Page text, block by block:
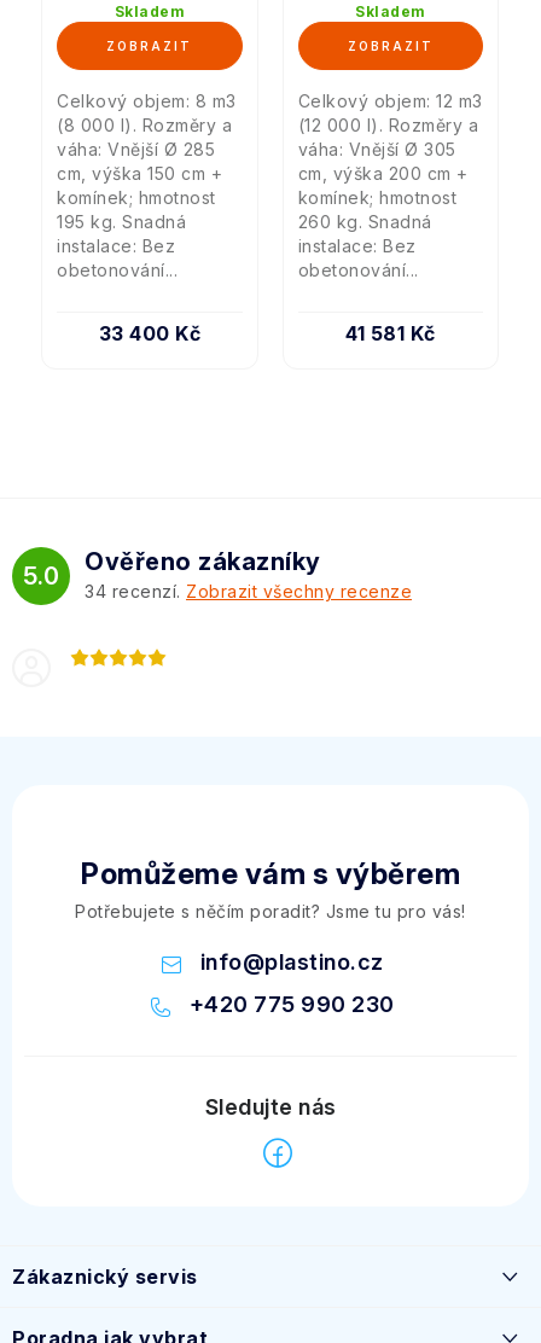
Skladem
33 400 Kč
Celkový objem: 8 m3
(8 000 l). Rozměry a
váha: Vnější Ø 285
cm, výška 150 cm +
komínek; hmotnost
195 kg. Snadná
instalace: Bez
obetonování...
Skladem
41 581 Kč
Celkový objem: 12 m3
(12 000 l). Rozměry a
váha: Vnější Ø 305
cm, výška 200 cm +
komínek; hmotnost
260 kg. Snadná
instalace: Bez
obetonování...
5.0 Ověřeno zákazníky
34 recenzí. Zobrazit všechny recenze
Pomůžeme vám s výběrem
Potřebujete s něčím poradit? Jsme tu pro vás!
info@plastino.cz
+420 775 990 230
p
a
Zákaznický servis